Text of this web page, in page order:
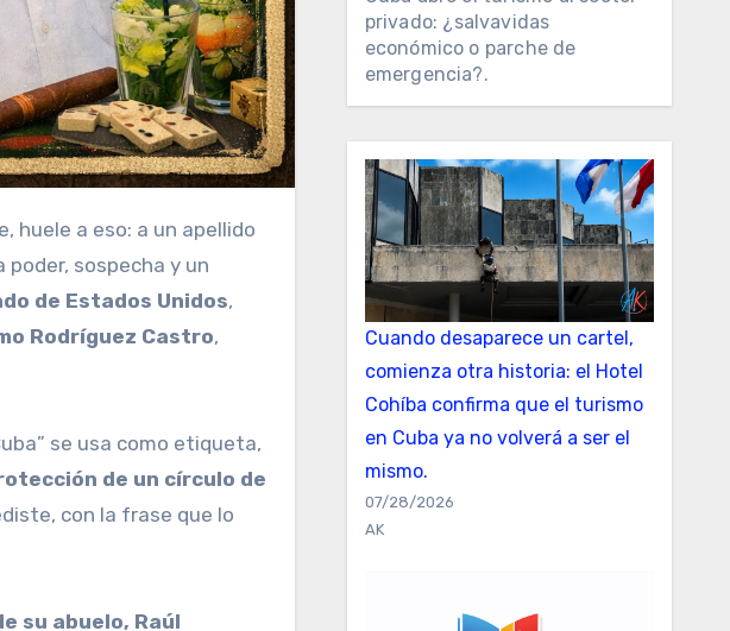
huele a eso: a un apellido
sospecha y un
de Estados Unidos,
Rodríguez Castro,
se usa como etiqueta,
de un círculo de
con la frase que lo
su abuelo, Raúl
privado: ¿salvavidas
económico o parche de
emergencia?.
Cuando desaparece un cartel,
comienza otra historia: el Hotel
Cohíba confirma que el turismo
en Cuba ya no volverá a ser el
mismo.
07/28/2026
AK